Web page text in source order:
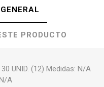
PRODUCTO
30 UNID. (12) Medidas: N/A
A